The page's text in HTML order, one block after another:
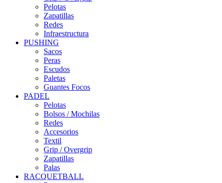
Pelotas
Zapatillas
Redes
Infraestructura
PUSHING
Sacos
Peras
Escudos
Paletas
Guantes Focos
PADEL
Pelotas
Bolsos / Mochilas
Redes
Accesorios
Textil
Grip / Overgrip
Zapatillas
Palas
RACQUETBALL